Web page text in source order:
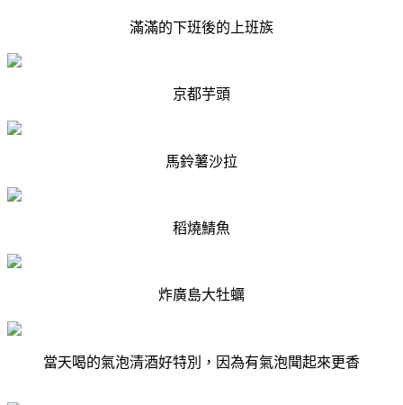
滿滿的下班後的上班族
京都芋頭
馬鈴薯沙拉
稻燒鯖魚
炸廣島大牡蠣
當天喝的氣泡清酒好特別，因為有氣泡聞起來更香